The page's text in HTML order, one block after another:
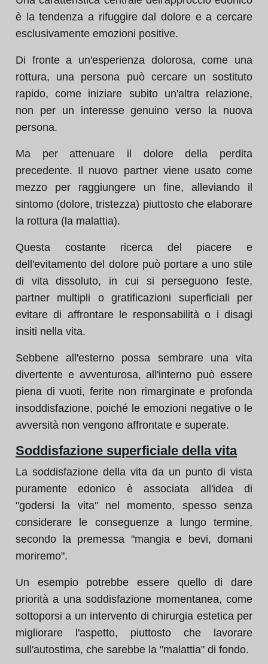
è la tendenza a rifuggire dal dolore e a cercare
esclusivamente emozioni positive.
Di fronte a un'esperienza dolorosa, come una
rottura, una persona può cercare un sostituto
rapido, come iniziare subito un'altra relazione,
non per un interesse genuino verso la nuova
persona.
Ma per attenuare il dolore della perdita
precedente. Il nuovo partner viene usato come
mezzo per raggiungere un fine, alleviando il
sintomo (dolore, tristezza) piuttosto che elaborare
la rottura (la malattia).
Questa costante ricerca del piacere e
dell'evitamento del dolore può portare a uno stile
di vita dissoluto, in cui si perseguono feste,
partner multipli o gratificazioni superficiali per
evitare di affrontare le responsabilità o i disagi
insiti nella vita.
Sebbene all'esterno possa sembrare una vita
divertente e avventurosa, all'interno può essere
piena di vuoti, ferite non rimarginate e profonda
insoddisfazione, poiché le emozioni negative o le
avversità non vengono affrontate e superate.
Soddisfazione superficiale della vita
La soddisfazione della vita da un punto di vista
puramente edonico è associata all'idea di
"godersi la vita" nel momento, spesso senza
considerare le conseguenze a lungo termine,
secondo la premessa "mangia e bevi, domani
moriremo".
Un esempio potrebbe essere quello di dare
priorità a una soddisfazione momentanea, come
sottoporsi a un intervento di chirurgia estetica per
migliorare l'aspetto, piuttosto che lavorare
sull'autostima, che sarebbe la "malattia" di fondo.